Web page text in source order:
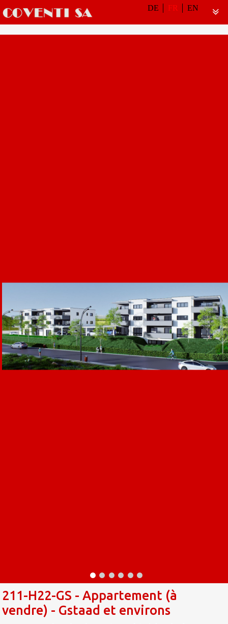
DE FR EN
211-H22-GS - Appartement (à
vendre) - Gstaad et environs